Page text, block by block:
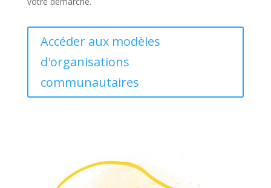
Accéder aux modèles
d'organisations
communautaires